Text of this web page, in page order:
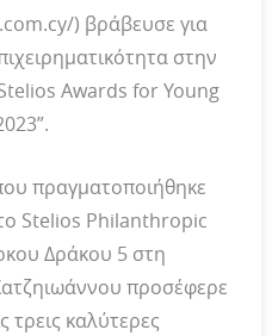
) βράβευσε για
στην
Awards for Young
πραγματοποιήθηκε
Stelios Philanthropic
Δράκου 5 στη
προσέφερε
τρεις καλύτερες